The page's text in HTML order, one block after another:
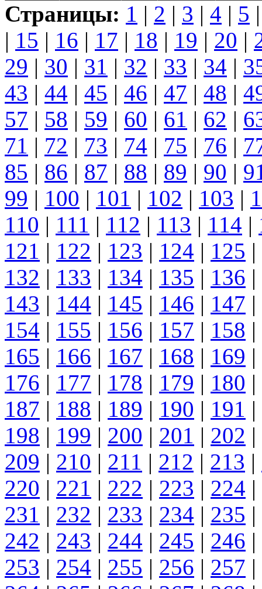
Страницы: 1 | 2 | 3 | 4 | 5
| 15 | 16 | 17 | 18 | 19 | 20 |
29 | 30 | 31 | 32 | 33 | 34 |
43 | 44 | 45 | 46 | 47 | 48 |
57 | 58 | 59 | 60 | 61 | 62 |
71 | 72 | 73 | 74 | 75 | 76 |
85 | 86 | 87 | 88 | 89 | 90 |
99 | 100 | 101 | 102 | 103 |
110 | 111 | 112 | 113 | 114 |
121 | 122 | 123 | 124 | 125 |
132 | 133 | 134 | 135 | 136 |
143 | 144 | 145 | 146 | 147 |
154 | 155 | 156 | 157 | 158 |
165 | 166 | 167 | 168 | 169 |
176 | 177 | 178 | 179 | 180 |
187 | 188 | 189 | 190 | 191 |
198 | 199 | 200 | 201 | 202 |
209 | 210 | 211 | 212 | 213 |
220 | 221 | 222 | 223 | 224 |
231 | 232 | 233 | 234 | 235 |
242 | 243 | 244 | 245 | 246 |
253 | 254 | 255 | 256 | 257 |